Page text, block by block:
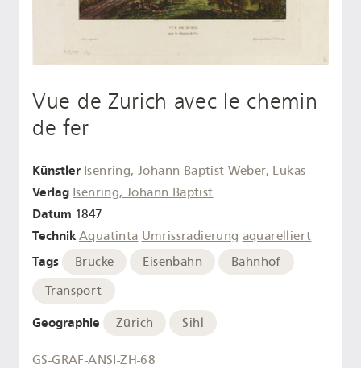
Vue de Zurich avec le chemin
de fer
Künstler Isenring, Johann Baptist Weber, Lukas
Verlag Isenring, Johann Baptist
Datum 1847
Technik Aquatinta Umrissradierung aquarelliert
Tags Brücke Eisenbahn
Bahnhof
Transport
Geographie Zürich Sihl
GS-GRAF-ANSI-ZH-68